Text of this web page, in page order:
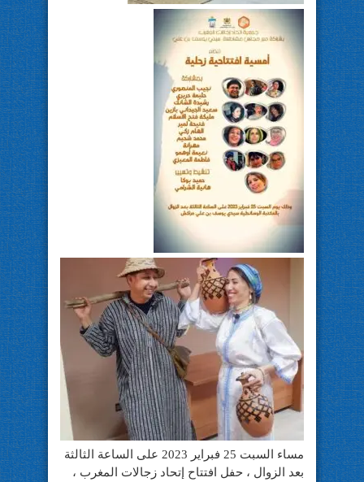
مساء السبت 25 فبراير 2023 على الساعة الثالثة
بعد الزوال ، حفل افتتاح إتحاد زجالات المغرب ،